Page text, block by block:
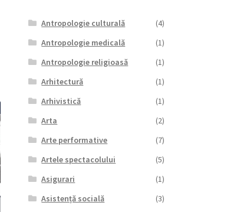
Antropologie culturală
(4)
Antropologie medicală
(1)
Antropologie religioasă
(1)
Arhitectură
(1)
Arhivistică
(1)
Arta
(2)
Arte performative
(7)
Artele spectacolului
(5)
Asigurari
(1)
Asistență socială
(3)